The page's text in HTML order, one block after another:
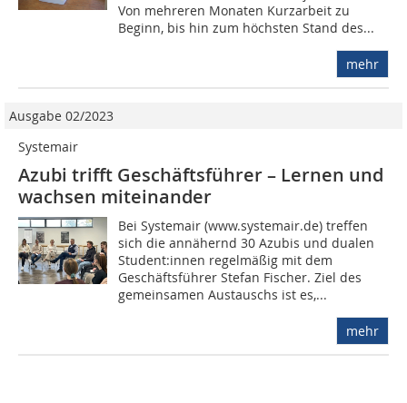
Von mehreren Monaten Kurzarbeit zu
Beginn, bis hin zum höchsten Stand des...
mehr
Ausgabe 02/2023
Systemair
Azubi trifft Geschäftsführer – Lernen und
wachsen miteinander
Bei Systemair (www.systemair.de) treffen
sich die annähernd 30 Azubis und dualen
Student:innen regelmäßig mit dem
Geschäftsführer Stefan Fischer. Ziel des
gemeinsamen Austauschs ist es,...
mehr